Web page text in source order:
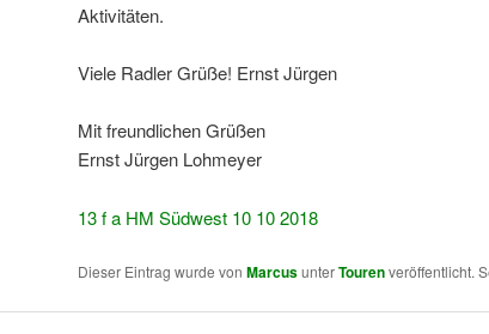
Aktivitäten.
Viele Radler Grüße! Ernst Jürgen
Mit freundlichen Grüßen
Ernst Jürgen Lohmeyer
13 f a HM Südwest 10 10 2018
Dieser Eintrag wurde von MarcusunterTourenveröffentlicht.